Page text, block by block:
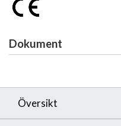
Dokument
Översikt